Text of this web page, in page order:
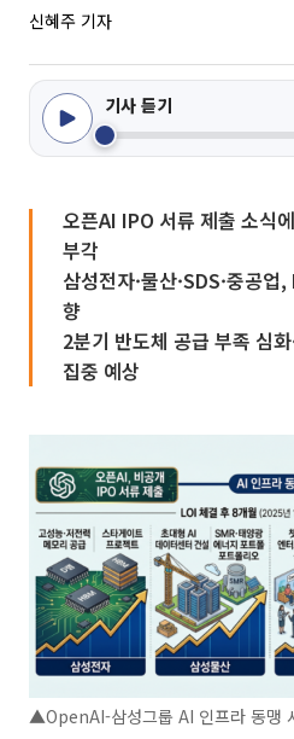
신혜주 기자
기사 듣기
오픈AI IPO 서류 제출 소식
부각
삼성전자·물산·SDS·중공
향
2분기 반도체 공급 부족 심
집중 예상
▲OpenAI-삼성그룹 AI 인프라 동맹